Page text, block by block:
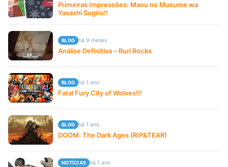
Primeiras Impressões: Maou no Musume wa
Yasashi Sugiru!!
BLOG há 9 meses
Análise Definitiva – Ruri Rocks
BLOG há 1 ano
Fatal Fury City of Wolves!!!
BLOG há 1 ano
DOOM: The Dark Ages (RIP&TEAR)
NOTÍCIAS há 1 ano